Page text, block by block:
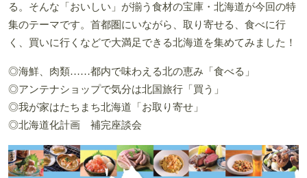
る。そんな「おいしい」が揃う食材の宝庫・北海道が今回の特
集のテーマです。首都圏にいながら、取り寄せる、食べに行
く、買いに行くなどで大満足できる北海道を集めてみました！
◎海鮮、肉類……都内で味わえる北の恵み「食べる」
◎アンテナショップで気分は北国旅行「買う」
◎我が家はたちまち北海道「お取り寄せ」
◎北海道化計画 補完座談会